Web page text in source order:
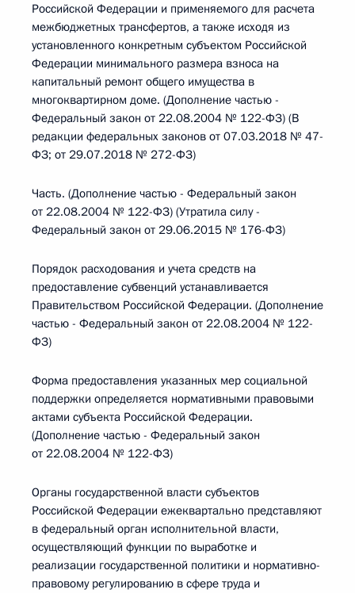
Российской Федерации и применяемого для расчета
межбюджетных трансфертов, а также исходя из
установленного конкретным субъектом Российской
Федерации минимального размера взноса на
капитальный ремонт общего имущества в
многоквартирном доме. (Дополнение частью -
Федеральный закон от 22.08.2004 № 122-ФЗ) (В
редакции федеральных законов от 07.03.2018 № 47-
ФЗ; от 29.07.2018 № 272-ФЗ)
Часть. (Дополнение частью - Федеральный закон
от 22.08.2004 № 122-ФЗ) (Утратила силу -
Федеральный закон от 29.06.2015 № 176-ФЗ)
Порядок расходования и учета средств на
предоставление субвенций устанавливается
Правительством Российской Федерации. (Дополнение
частью - Федеральный закон от 22.08.2004 № 122-
ФЗ)
Форма предоставления указанных мер социальной
поддержки определяется нормативными правовыми
актами субъекта Российской Федерации.
(Дополнение частью - Федеральный закон
от 22.08.2004 № 122-ФЗ)
Органы государственной власти субъектов
Российской Федерации ежеквартально представляют
в федеральный орган исполнительной власти,
осуществляющий функции по выработке и
реализации государственной политики и нормативно-
правовому регулированию в сфере труда и